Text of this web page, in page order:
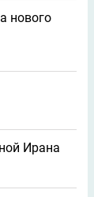
нового
Ирана